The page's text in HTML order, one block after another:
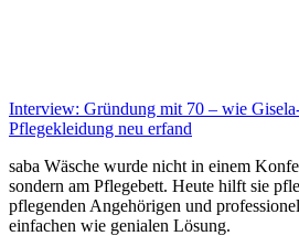
Interview: Gründung mit 70 – wie
Pflegekleidung neu erfand
saba Wäsche wurde nicht in einem
sondern am Pflegebett. Heute hilft sie
pflegenden Angehörigen und
einfachen wie genialen Lösung.